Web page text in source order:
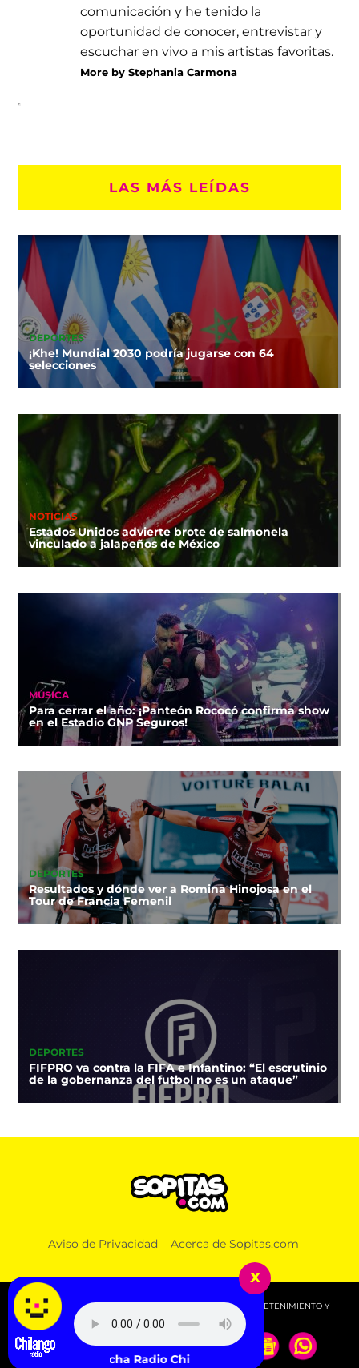
comunicación y he tenido la
oportunidad de conocer, entrevistar y
escuchar en vivo a mis artistas favoritas.
More by Stephania Carmona
LAS MÁS LEÍDAS
DEPORTES
¡Khe! Mundial 2030 podría jugarse con 64
selecciones
NOTICIAS
Estados Unidos advierte brote de salmonela
vinculado a jalapeños de México
MÚSICA
Para cerrar el año: ¡Panteón Rococó confirma show
en el Estadio GNP Seguros!
DEPORTES
Resultados y dónde ver a Romina Hinojosa en el
Tour de Francia Femenil
DEPORTES
FIFPRO va contra la FIFA e Infantino: “El escrutinio
de la gobernanza del futbol no es un ataque”
Cíclope: Kit Connor sería el elegido para los ‘X-Men’
Aviso de Privacidad Acerca de Sopitas.com
© 2026 SOPITAS.COM - MÚSICA, NOTICIAS, DEPORTES, ENTRETENIMIENTO Y
MÁS!.
x
Escucha Radio Chilango -